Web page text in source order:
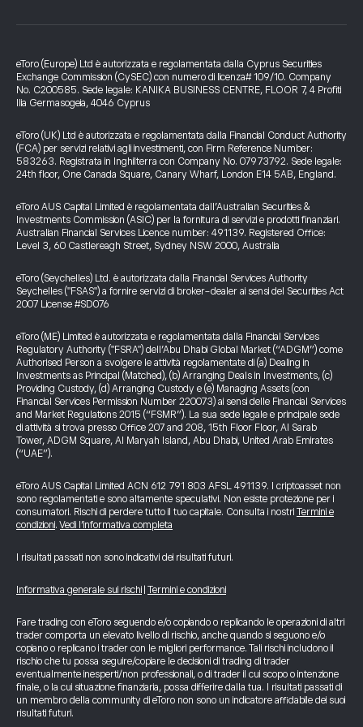
eToro (Europe) Ltd è autorizzata e regolamentata dalla Cyprus Securities
Exchange Commission (CySEC) con numero di licenza# 109/10. Company
No. C200585. Sede legale: KANIKA BUSINESS CENTRE, FLOOR 7, 4 Profiti
Ilia Germasogeia, 4046 Cyprus
eToro (UK) Ltd è autorizzata e regolamentata dalla Financial Conduct Authority
(FCA) per servizi relativi agli investimenti, con Firm Reference Number:
583263. Registrata in Inghilterra con Company No. 07973792. Sede legale:
24th floor, One Canada Square, Canary Wharf, London E14 5AB, England.
eToro AUS Capital Limited è regolamentata dall’Australian Securities &
Investments Commission (ASIC) per la fornitura di servizi e prodotti finanziari.
Australian Financial Services Licence number: 491139. Registered Office:
Level 3, 60 Castlereagh Street, Sydney NSW 2000, Australia
eToro (Seychelles) Ltd. è autorizzata dalla Financial Services Authority
Seychelles ("FSAS") a fornire servizi di broker-dealer ai sensi del Securities Act
2007 License #SD076
eToro (ME) Limited è autorizzata e regolamentata dalla Financial Services
Regulatory Authority ("FSRA") dell’Abu Dhabi Global Market (“ADGM”) come
Authorised Person a svolgere le attività regolamentate di (a) Dealing in
Investments as Principal (Matched), (b) Arranging Deals in Investments, (c)
Providing Custody, (d) Arranging Custody e (e) Managing Assets (con
Financial Services Permission Number 220073) ai sensi delle Financial Services
and Market Regulations 2015 (“FSMR”). La sua sede legale e principale sede
di attività si trova presso Office 207 and 208, 15th Floor Floor, Al Sarab
Tower, ADGM Square, Al Maryah Island, Abu Dhabi, United Arab Emirates
(“UAE”).
eToro AUS Capital Limited ACN 612 791 803 AFSL 491139. I criptoasset non
sono regolamentati e sono altamente speculativi. Non esiste protezione per i
consumatori. Rischi di perdere tutto il tuo capitale. Consulta i nostri Termini e
condizioni.Vedi l’informativa completa
I risultati passati non sono indicativi dei risultati futuri.
Informativa generale sui rischi Termini e condizioni
Fare trading con eToro seguendo e/o copiando o replicando le operazioni di altri
trader comporta un elevato livello di rischio, anche quando si seguono e/o
copiano o replicano i trader con le migliori performance. Tali rischi includono il
rischio che tu possa seguire/copiare le decisioni di trading di trader
eventualmente inesperti/non professionali, o di trader il cui scopo o intenzione
finale, o la cui situazione finanziaria, possa differire dalla tua. I risultati passati di
un membro della community di eToro non sono un indicatore affidabile dei suoi
risultati futuri.